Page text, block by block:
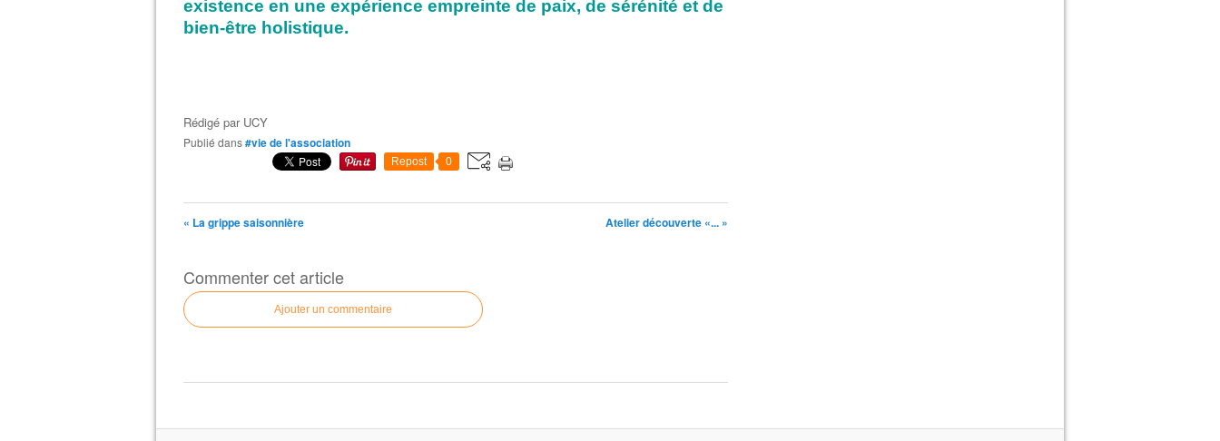
existence en une expérience empreinte de paix, de sérénité et de
bien-être holistique.
Rédigé par UCY
Publié dans#vie de l'association
Repost 0
« La grippe saisonnière Atelier découverte «... »
Commenter cet article
Ajouter un commentaire